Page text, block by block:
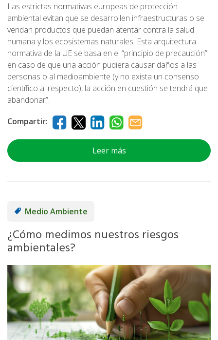
Las estrictas normativas europeas de protección
ambiental evitan que se desarrollen infraestructuras o se
vendan productos que puedan atentar contra la salud
humana y los ecosistemas naturales. Esta arquitectura
normativa de la UE se basa en el “principio de precaución”:
en caso de que una acción pudiera causar daños a las
personas o al medioambiente (y no exista un consenso
científico al respecto), la acción en cuestión se tendrá que
abandonar”.
Compartir:
Leer más
Medio Ambiente
¿Cómo medimos nuestros riesgos
ambientales?